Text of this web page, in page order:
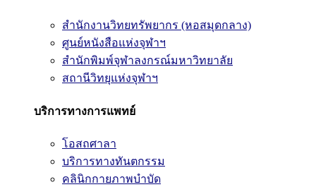
สำนักงานวิทยทรัพยากร (หอสมุดกลาง)
ศูนย์หนังสือแห่งจุฬาฯ
สำนักพิมพ์จุฬาลงกรณ์มหาวิทยาลัย
สถานีวิทยุแห่งจุฬาฯ
บริการทางการแพทย์
โอสถศาลา
บริการทางทันตกรรม
คลินิกกายภาพบำบัด